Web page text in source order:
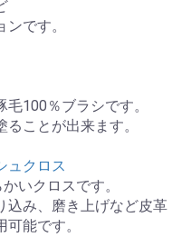
です。
100％ブラシです。
ことが出来ます。
ュクロス
いクロスです。
み、磨き上げなど皮革
能です。